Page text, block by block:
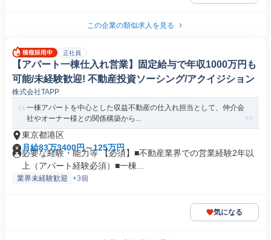
この企業の類似求人を見る
正社員
【アパート一棟仕入れ営業】固定給与で年収1000万円も
可能/未経験歓迎! 不動産投資ソーシング/アクイジション
株式会社TAPP
一棟アパートを中心とした収益不動産の仕入れ担当として、仲介会
社やオーナー様との関係構築から...
東京都港区
月給83万3400円～125万円
必要な経験・能力等 【必須】■不動産業界での営業経験2年以
上（アパート経験必須）■一棟...
業界未経験歓迎 +3個
気になる